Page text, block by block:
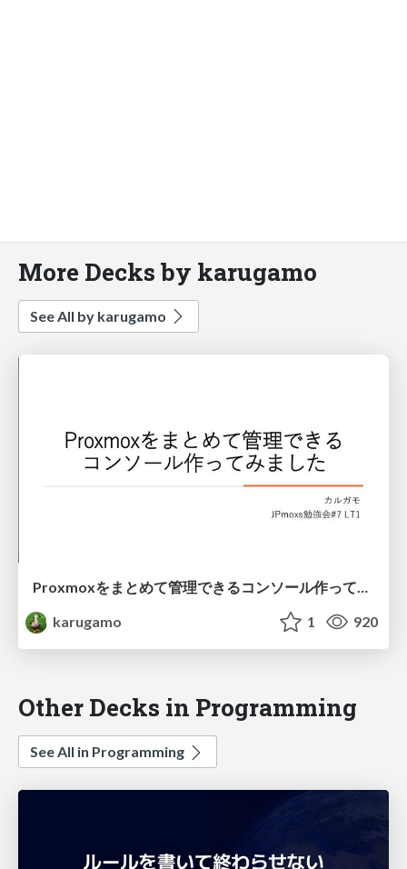
More Decks by karugamo
See All by karugamo
Proxmoxをまとめて管理できる コンソール作ってみました
karugamo
1 920
Other Decks in Programming
See All in Programming